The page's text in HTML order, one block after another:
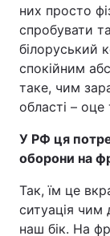
них просто
спробувати
білоруський
спокійним
таке, чим
області –
У РФ ця
оборони на
Так, їм це
ситуація чим
наш бік. На